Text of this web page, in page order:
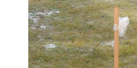
DOKUMENTY
ŠKOLSKÁ RADA